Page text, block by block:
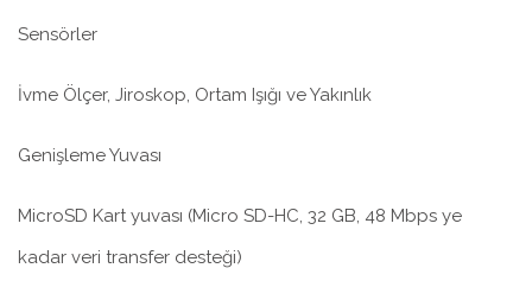
Sensörler
İvme Ölçer, Jiroskop, Ortam Işığı ve Yakınlık
Genişleme Yuvası
MicroSD Kart yuvası (Micro SD-HC, 32 GB, 48 Mbps ye
kadar veri transfer desteği)